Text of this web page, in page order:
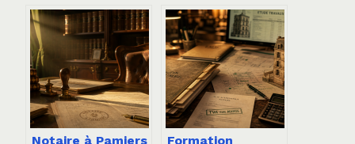
programme neuf :
solutions
efficaces pour le
vendre
l’obligation
décennale et les
3 signes qui
imposent
d’anticiper
Notaire à Pamiers Formation